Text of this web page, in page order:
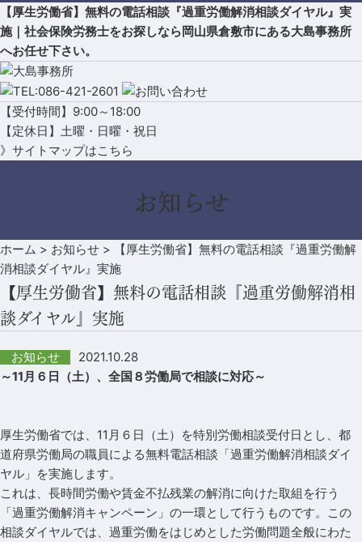
【厚生労働省】無料の電話相談『過重労働解消相談ダイヤル』実
施｜社会保険労務士をお探しなら岡山県倉敷市にある大島事務所
へお任せ下さい。
【受付時間】9:00～18:00
【定休日】土曜・日曜・祝日
》サイトマップはこちら
お知らせ
ホーム > お知らせ >
【厚生労働省】無料の電話相談『過重労働解
消相談ダイヤル』実施
【厚生労働省】無料の電話相談『過重労働解消相
談ダイヤル』実施
お知らせ
2021.10.28
～11月６日（土）、全国８労働局で相談に対応～
厚生労働省では、11月６日（土）を特別労働相談受付日とし、都
道府県労働局の職員による無料電話相談「過重労働解消相談ダイ
ヤル」を実施します。
これは、長時間労働や賃金不払残業の解消に向けた取組を行う
「過重労働解消キャンペーン」の一環として行うものです。この
相談ダイヤルでは、過重労働をはじめとした労働問題全般にわた